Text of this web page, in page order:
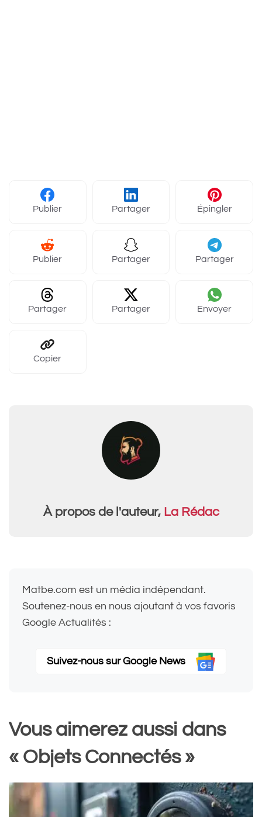
Publier Partager Épingler
Publier Partager Partager
Partager Partager Envoyer
Copier
À propos de l'auteur, La Rédac
Matbe.com est un média indépendant.
Soutenez-nous en nous ajoutant à vos favoris
Google Actualités :
Suivez-nous sur Google News
Vous aimerez aussi dans
« Objets Connectés »